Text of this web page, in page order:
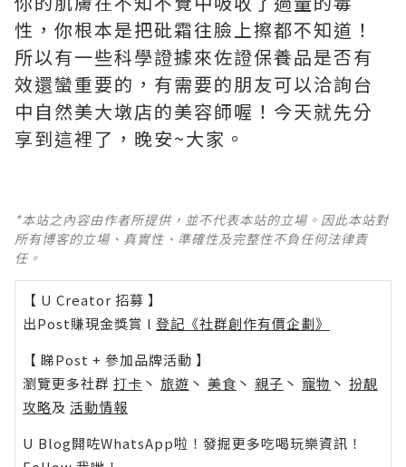
性，你根本是把砒霜往臉上擦都不知道！
所以有一些科學證據來佐證保養品是否有
效還蠻重要的，有需要的朋友可以洽詢台
中自然美大墩店的美容師喔！今天就先分
享到這裡了，晚安~大家。
*本站之內容由作者所提供，並不代表本站的立場。因此本站對
所有博客的立場、真實性、準確性及完整性不負任何法律責
任。
【 U Creator 招募 】
出Post賺現金獎賞 l 登記《社群創作有價企劃》
【 睇Post + 參加品牌活動 】
瀏覽更多社群 打卡 丶 旅遊 丶 美食 丶 親子 丶 寵物 丶 扮靚
攻略及 活動情報
U Blog開咗WhatsApp啦！發掘更多吃喝玩樂資訊！